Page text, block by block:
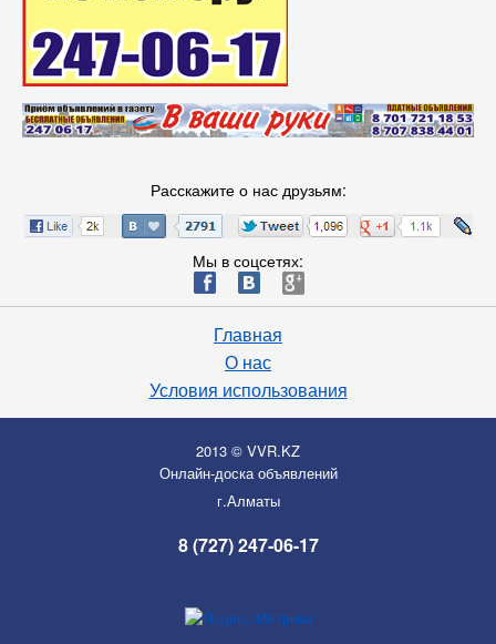
Расскажите о нас друзьям:
Мы в соцсетях:
ä æ è
Главная
О нас
Условия использования
2013 © VVR.KZ
Онлайн-доска объявлений
г.Алматы
8 (727) 247-06-17